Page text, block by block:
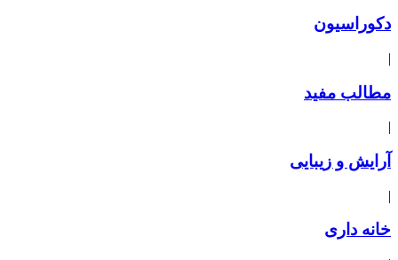
دکوراسیون
|
مطالب مفید
|
آرایش و زیبایی
|
خانه داری